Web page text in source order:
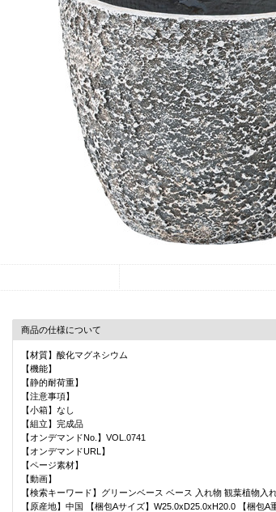
商品の仕様について
【材質】酸化マグネシウム
【機能】
【静的耐荷重】
【注意事項】
【小箱】なし
【組立】完成品
【オンデマンドNo.】VOL.0741
【オンデマンドURL】
【ページ素材】
【動画】
【検索キーワード】グリーンベース ベース 入れ物 観葉植物
【原産地】中国 【梱包Aサイズ】W25.0xD25.0xH20.0 【梱包